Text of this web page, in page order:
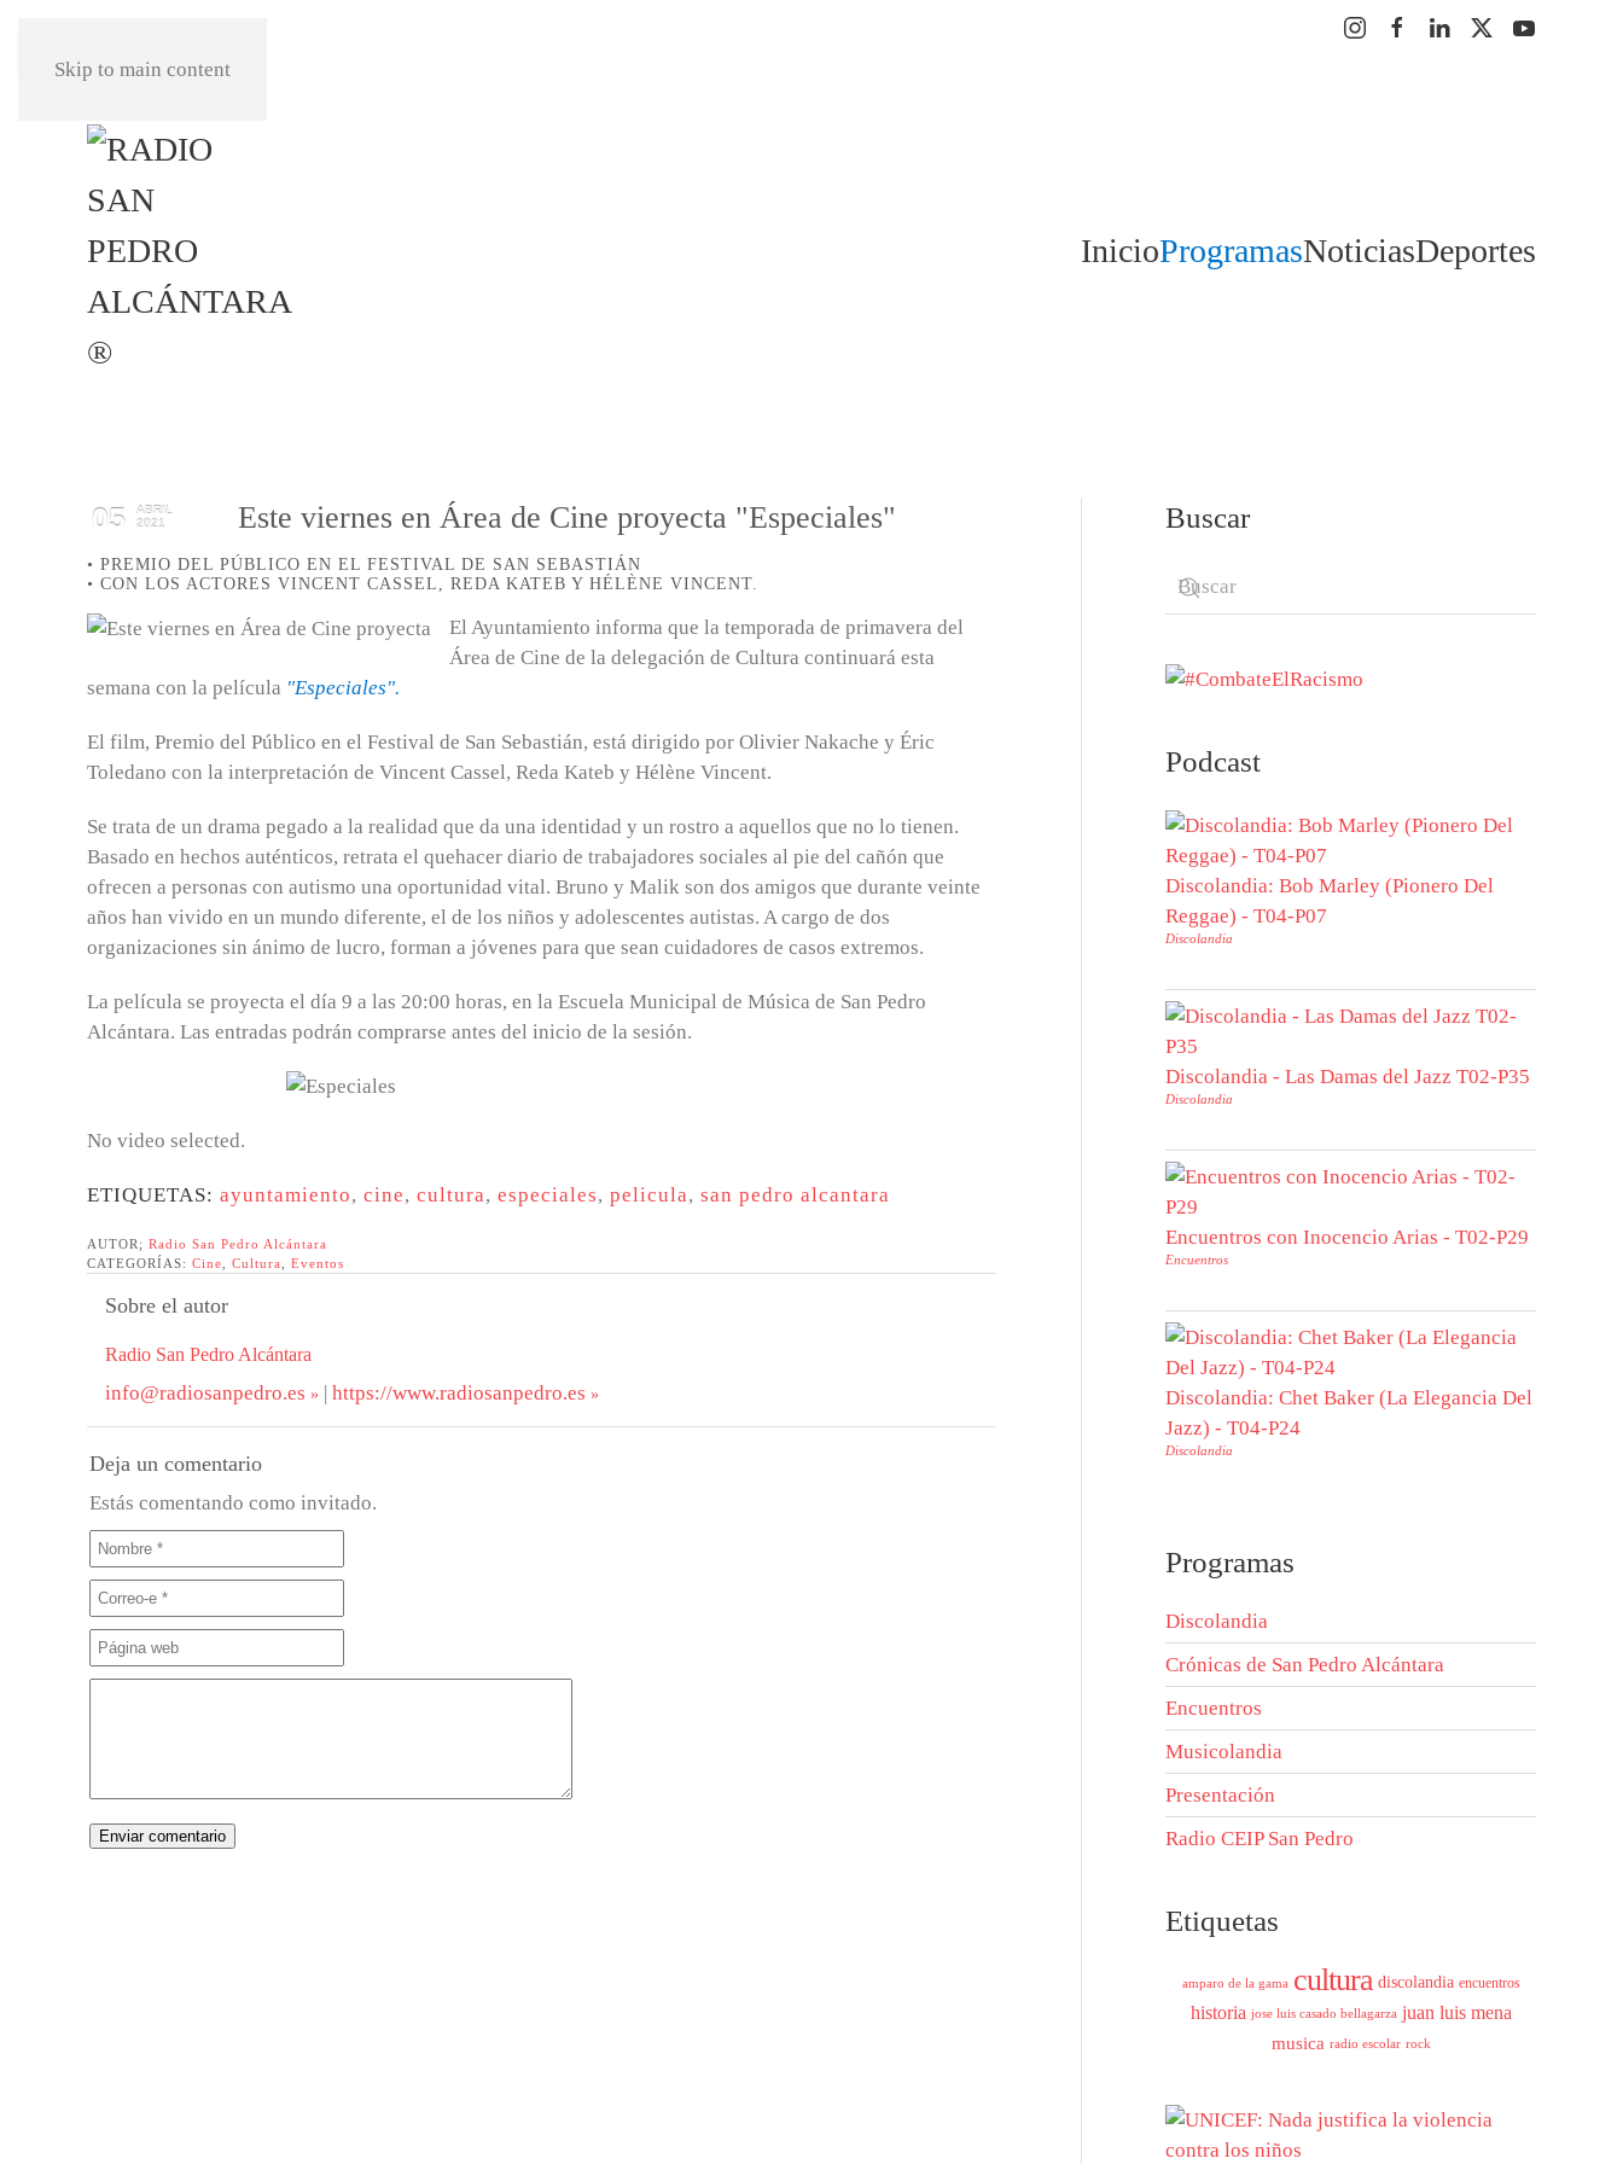
Skip to main content
InicioProgramasNoticiasDeportes
05
ABRIL
2021
Este viernes en Área de Cine proyecta "Especiales"
• PREMIO DEL PÚBLICO EN EL FESTIVAL DE SAN SEBASTIÁN
• CON LOS ACTORES VINCENT CASSEL, REDA KATEB Y HÉLÈNE VINCENT.
El Ayuntamiento informa que la temporada de primavera del
Área de Cine de la delegación de Cultura continuará esta
semana con la película "Especiales".
El film, Premio del Público en el Festival de San Sebastián, está dirigido por Olivier Nakache y Éric
Toledano con la interpretación de Vincent Cassel, Reda Kateb y Hélène Vincent.
Se trata de un drama pegado a la realidad que da una identidad y un rostro a aquellos que no lo tienen.
Basado en hechos auténticos, retrata el quehacer diario de trabajadores sociales al pie del cañón que
ofrecen a personas con autismo una oportunidad vital. Bruno y Malik son dos amigos que durante veinte
años han vivido en un mundo diferente, el de los niños y adolescentes autistas. A cargo de dos
organizaciones sin ánimo de lucro, forman a jóvenes para que sean cuidadores de casos extremos.
La película se proyecta el día 9 a las 20:00 horas, en la Escuela Municipal de Música de San Pedro
Alcántara. Las entradas podrán comprarse antes del inicio de la sesión.
No video selected.
ETIQUETAS: ayuntamiento, cine, cultura, especiales, pelicula, san pedro alcantara
AUTOR; Radio San Pedro Alcántara
CATEGORÍAS: Cine Cultura Eventos
Sobre el autor
Radio San Pedro Alcántara
info@radiosanpedro.es | https://www.radiosanpedro.es
Deja un comentario
Estás comentando como invitado.
Buscar
Podcast
Discolandia: Bob Marley (Pionero Del
Reggae) - T04-P07
Discolandia
Discolandia - Las Damas del Jazz T02-P35
Discolandia
Encuentros con Inocencio Arias - T02-P29
Encuentros
Discolandia: Chet Baker (La Elegancia Del
Jazz) - T04-P24
Discolandia
Programas
Discolandia
Crónicas de San Pedro Alcántara
Encuentros
Musicolandia
Presentación
Radio CEIP San Pedro
Etiquetas
amparo de la gama cultura discolandia encuentros
historia jose luis casado bellagarza juan luis mena
musica radio escolar rock